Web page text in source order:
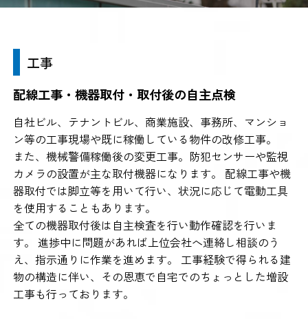
工事
配線工事・機器取付・取付後の自主点検
自社ビル、テナントビル、商業施設、事務所、マンショ
ン等の工事現場や既に稼働している物件の改修工事。
また、機械警備稼働後の変更工事。防犯センサーや監視
カメラの設置が主な取付機器になります。 配線工事や機
器取付では脚立等を用いて行い、状況に応じて電動工具
を使用することもあります。
全ての機器取付後は自主検査を行い動作確認を行いま
す。 進捗中に問題があれば上位会社へ連絡し相談のう
え、指示通りに作業を進めます。 工事経験で得られる建
物の構造に伴い、その恩恵で自宅でのちょっとした増設
工事も行っております。